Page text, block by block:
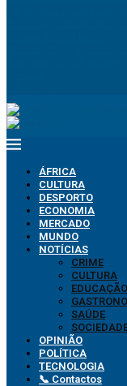
ÁFRICA
CULTURA
DESPORTO
ECONOMIA
MERCADO
MUNDO
NOTÍCIAS
CRIME
CULTURA
EDUCAÇÃO
SAÚDE
OPINIÃO
POLÍTICA
TECNOLOGIA
📞 Contactos